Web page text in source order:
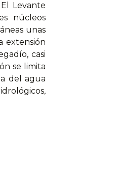
Levante
núcleos
unas
extensión
casi
se limita
del agua